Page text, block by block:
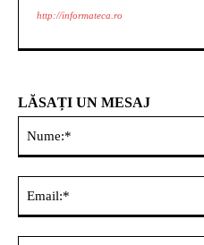
http://informateca.ro
LĂSAȚI UN MESAJ